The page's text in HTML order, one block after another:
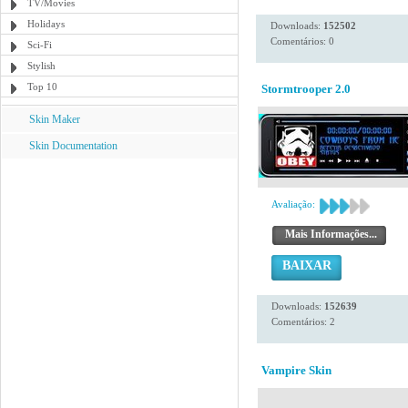
TV/Movies
Holidays
Sci-Fi
Stylish
Top 10
Skin Maker
Skin Documentation
Downloads: 152502
Comentários: 0
Stormtrooper 2.0
Avaliação:
Mais Informações...
BAIXAR
Downloads: 152639
Comentários: 2
Vampire Skin